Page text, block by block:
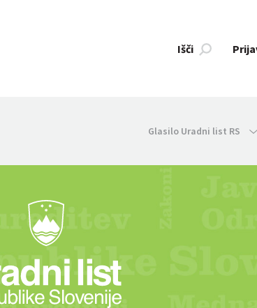
Išči
Glasilo Uradni list RS